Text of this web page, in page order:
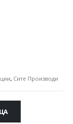
, Сите Производи